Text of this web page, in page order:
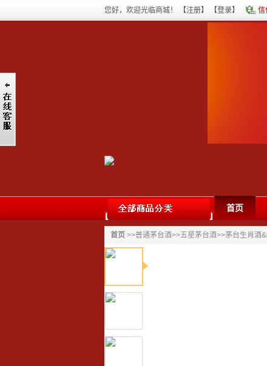
您好，欢迎光临商城！ 【注册】 【登录】 信
首页
首页 >>普通茅台酒>>五星茅台酒>>茅台生肖酒